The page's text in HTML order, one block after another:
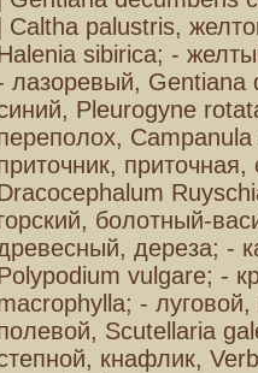
| Caltha palustris,
sibirica; -
лазоревый, Gentiana
Pleurogyne
приточная,
болотный-
дереза; -
vulgare; -
-
Scutellaria
кнафлик,